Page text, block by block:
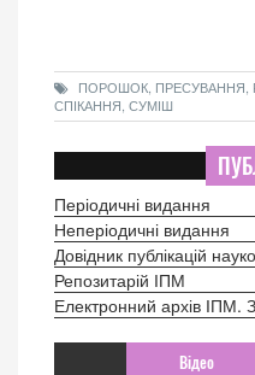
ПОРОШОК, ПРЕСУВАННЯ,
СПІКАННЯ, СУМІШ
Періодичні видання
Неперіодичні видання
Довідник публікацій
Репозитарій ІПМ
Електронний архів ІПМ.
Відео